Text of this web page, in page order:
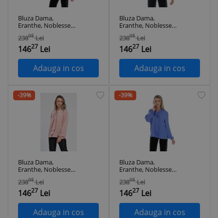
Bluza Dama,
Eranthe, Noblesse,
eleganta cu Funda
ampla V353 - S
23805 Lei
14627 Lei
Adauga in cos
Bluza Dama,
Eranthe, Noblesse,
eleganta cu Funda
ampla V354 - XL
23805 Lei
14627 Lei
Adauga in cos
-39%
Bluza Dama,
Eranthe, Noblesse,
eleganta cu Funda
ampla V355 - XL
23805 Lei
14627 Lei
Adauga in cos
-39%
Bluza Dama,
Eranthe, Noblesse,
eleganta cu Funda
ampla V356 - XL
23805 Lei
14627 Lei
Adauga in cos